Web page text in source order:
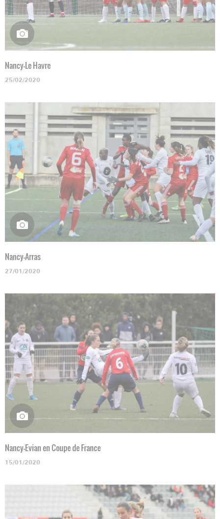
Nancy-Le Havre
25/02/2020
Nancy-Arras
27/01/2020
Nancy-Evian en Coupe de France
15/01/2020